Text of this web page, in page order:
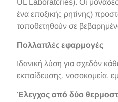
UL Laboratories). Οι
ένα εποξικής ρητίνης)
τοποθετηθούν σε
Πολλαπλές εφαρμογές
Ιδανική λύση για σχεδόν
εκπαίδευσης, νοσοκομεία,
Έλεγχος από δύο